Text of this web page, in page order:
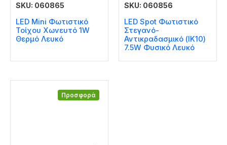
SKU: 060865
LED Mini Φωτιστικό
Τοίχου Χωνευτό 1W
Θερμό Λευκό
SKU: 060856
LED Spot Φωτιστικό
Στεγανό-
Αντικραδασμικό (IK10)
7.5W Φυσικό Λευκό
Προσφορά